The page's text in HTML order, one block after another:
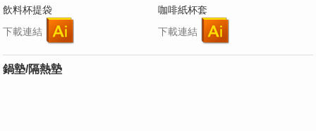
飲料杯提袋
下載連結
咖啡紙杯套
下載連結
鍋墊/隔熱墊